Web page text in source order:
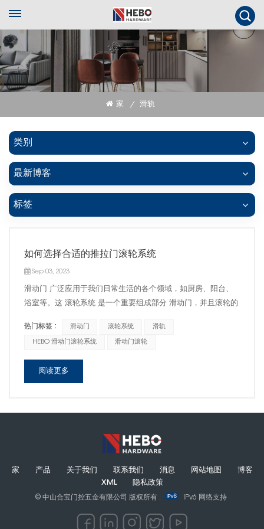
家 / 滑轨
类别
最新博客
标签
如何选择合适的推拉门滚轮系统
Sep 03, 2023
滑动门 广泛应用于我们日常生活的各个领域，如厨房、阳台、
浴室等。这 滚轮系统 是一个重要组成部分 滑动门，并且滚轮的
滑轮，如何选择合适的材料呢？ 1. 金属轮： 优点：承载能力
高、寿命长、耐磨、抗变形。 缺点：滑动动作不太顺畅， 趋向
运转过程中的摩擦和...
热门标签 : 滑动门 滚轮系统 滑轨
HEBO 滑动门滚轮系统 滑动门滚轮
阅读更多
家 产品 关于我们 联系我们 消息 网站地图
博客
XML
隐私政策
© 中山合宝门控五金有限公司 版权所有 . IPv6 网络支持